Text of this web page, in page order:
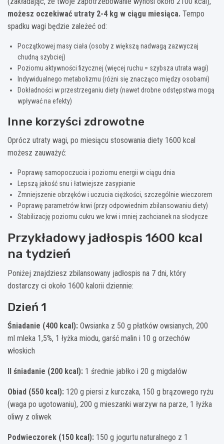
możesz oczekiwać utraty 2-4 kg w ciągu miesiąca. Tempo
spadku wagi będzie zależeć od:
Początkowej masy ciała (osoby z większą nadwagą zazwyczaj
chudną szybciej)
Poziomu aktywności fizycznej (więcej ruchu = szybsza utrata wagi)
Indywidualnego metabolizmu (różni się znacząco między osobami)
Dokładności w przestrzeganiu diety (nawet drobne odstępstwa mogą
wpływać na efekty)
Inne korzyści zdrowotne
Oprócz utraty wagi, po miesiącu stosowania diety 1600 kcal
możesz zauważyć:
Poprawę samopoczucia i poziomu energii w ciągu dnia
Lepszą jakość snu i łatwiejsze zasypianie
Zmniejszenie obrzęków i uczucia ciężkości, szczególnie wieczorem
Poprawę parametrów krwi (przy odpowiednim zbilansowaniu diety)
Stabilizację poziomu cukru we krwi i mniej zachcianek na słodycze
Przykładowy jadłospis 1600 kcal
na tydzień
Poniżej znajdziesz zbilansowany jadłospis na 7 dni, który
dostarczy ci około 1600 kalorii dziennie:
Dzień 1
Śniadanie (400 kcal): Owsianka z 50 g płatków owsianych, 200
ml mleka 1,5%, 1 łyżka miodu, garść malin i 10 g orzechów
włoskich
II śniadanie (200 kcal): 1 średnie jabłko i 20 g migdałów
Obiad (550 kcal): 120 g piersi z kurczaka, 150 g brązowego ryżu
(waga po ugotowaniu), 200 g mieszanki warzyw na parze, 1 łyżka
oliwy z oliwek
Podwieczorek (150 kcal): 150 g jogurtu naturalnego z 1